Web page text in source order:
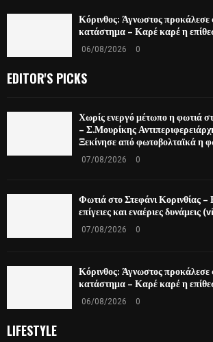
Κόρινθος: Άγνωστος προκάλεσε
κατάστημα – Καρέ καρέ η
06/08/2026 0
EDITOR'S PICKS
Χωρίς ενεργό μέτωπο η φωτιά
– Σ.Μουρίκης
Ξεκίνησε από φωτοβολταϊκά η
07/08/2026 0
Φωτιά στο Στεφάνι Κορινθίας –
επίγειες και εναέριες
07/08/2026 0
Κόρινθος: Άγνωστος προκάλεσε
κατάστημα – Καρέ καρέ η
06/08/2026 0
LIFESTYLE